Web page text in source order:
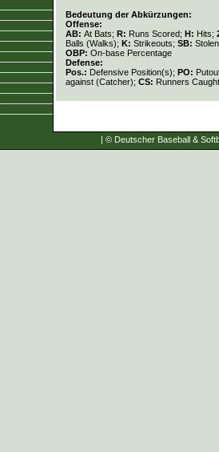
Bedeutung der Abkürzungen:
Offense:
AB: At Bats; R: Runs Scored; H: Hits;
Balls (Walks); K: Strikeouts; SB:
OBP: On-base Percentage
Defense:
Pos.: Defensive Position(s); PO:
against (Catcher); CS: Runners
| © Deutscher Baseball &